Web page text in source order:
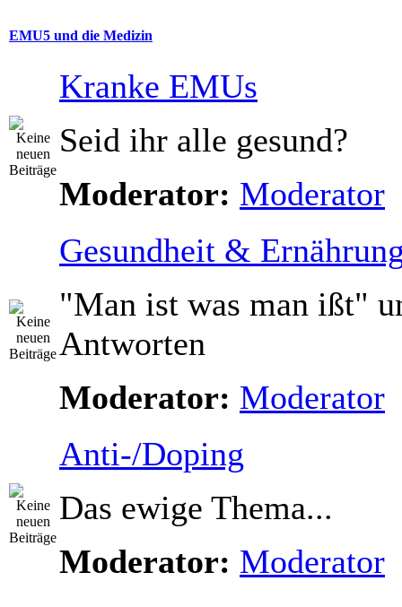
EMU5 und die Medizin
Kranke EMUs
Seid ihr alle gesund?
Moderator: Moderator
Gesundheit &
"Man ist was man ißt"
Antworten
Moderator: Moderator
Anti-/Doping
Das ewige Thema...
Moderator: Moderator